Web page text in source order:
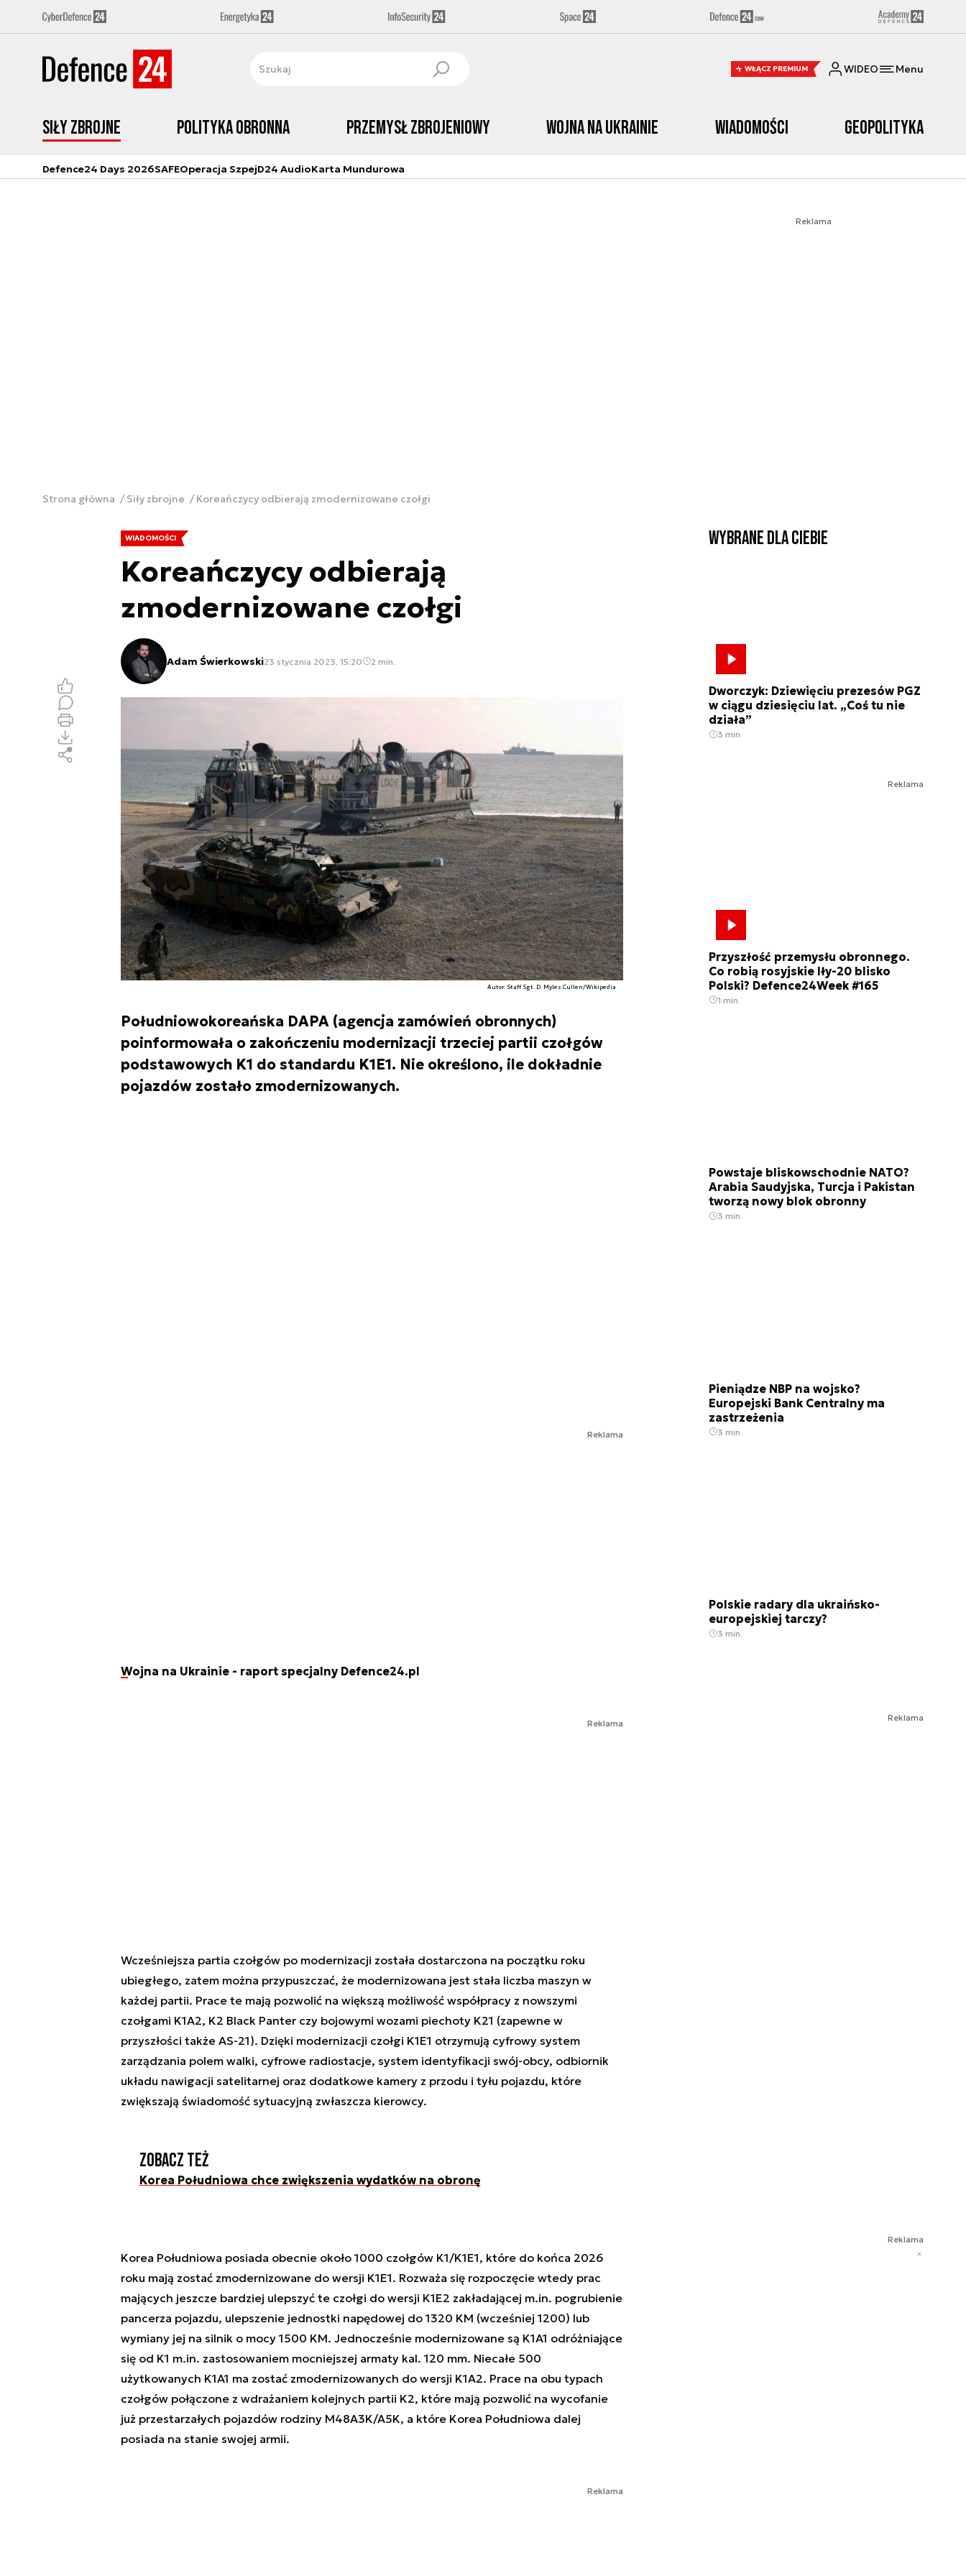
WŁĄCZ PREMIUM WIDEO Menu
Siły zbrojne Polityka obronna Przemysł Zbrojeniowy Wojna na Ukrainie Wiadomości Geopolityka
Defence24 Days 2026SAFEOperacja SzpejD24 AudioKarta Mundurowa
Reklama
Strona główna Siły zbrojne Koreańczycy odbierają zmodernizowane czołgi
WIADOMOŚCI
Koreańczycy odbierają
zmodernizowane czołgi
Adam Świerkowski23 stycznia 2023, 15:20 2 min.
Autor. Staff Sgt. D. Myles Cullen/Wikipedia
Południowokoreańska DAPA (agencja zamówień obronnych)
poinformowała o zakończeniu modernizacji trzeciej partii czołgów
podstawowych K1 do standardu K1E1. Nie określono, ile dokładnie
pojazdów zostało zmodernizowanych.
Reklama
Wojna na Ukrainie - raport specjalny Defence24.pl
Reklama
Wcześniejsza partia czołgów po modernizacji została dostarczona na początku roku
ubiegłego, zatem można przypuszczać, że modernizowana jest stała liczba maszyn w
każdej partii. Prace te mają pozwolić na większą możliwość współpracy z nowszymi
czołgami K1A2, K2 Black Panter czy bojowymi wozami piechoty K21 (zapewne w
przyszłości także AS-21). Dzięki modernizacji czołgi K1E1 otrzymują cyfrowy system
zarządzania polem walki, cyfrowe radiostacje, system identyfikacji swój-obcy, odbiornik
układu nawigacji satelitarnej oraz dodatkowe kamery z przodu i tyłu pojazdu, które
zwiększają świadomość sytuacyjną zwłaszcza kierowcy.
Zobacz też
Korea Południowa chce zwiększenia wydatków na obronę
Korea Południowa posiada obecnie około 1000 czołgów K1/K1E1, które do końca 2026
roku mają zostać zmodernizowane do wersji K1E1. Rozważa się rozpoczęcie wtedy prac
mających jeszcze bardziej ulepszyć te czołgi do wersji K1E2 zakładającej m.in. pogrubienie
pancerza pojazdu, ulepszenie jednostki napędowej do 1320 KM (wcześniej 1200) lub
wymiany jej na silnik o mocy 1500 KM. Jednocześnie modernizowane są K1A1 odróżniające
się od K1 m.in. zastosowaniem mocniejszej armaty kal. 120 mm. Niecałe 500
użytkowanych K1A1 ma zostać zmodernizowanych do wersji K1A2. Prace na obu typach
czołgów połączone z wdrażaniem kolejnych partii K2, które mają pozwolić na wycofanie
już przestarzałych pojazdów rodziny M48A3K/A5K, a które Korea Południowa dalej
posiada na stanie swojej armii.
Reklama
Wybrane dla Ciebie
Dworczyk: Dziewięciu prezesów PGZ
w ciągu dziesięciu lat. „Coś tu nie
działa”
3 min.
Reklama
Przyszłość przemysłu obronnego.
Co robią rosyjskie Iły-20 blisko
Polski? Defence24Week #165
1 min.
Powstaje bliskowschodnie NATO?
Arabia Saudyjska, Turcja i Pakistan
tworzą nowy blok obronny
3 min.
Pieniądze NBP na wojsko?
Europejski Bank Centralny ma
zastrzeżenia
3 min.
Polskie radary dla ukraińsko-
europejskiej tarczy?
3 min.
Reklama
Reklama